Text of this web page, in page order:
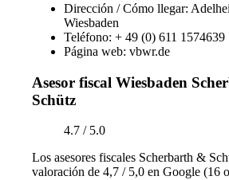
Dirección / Cómo llegar:
Wiesbaden
Teléfono: + 49 (0) 611 1574639
Página web: vbwr.de
Asesor fiscal Wiesbaden
Schütz
4.7 / 5.0
Los asesores fiscales Scherbarth &
valoración de 4,7 / 5,0 en Google (16